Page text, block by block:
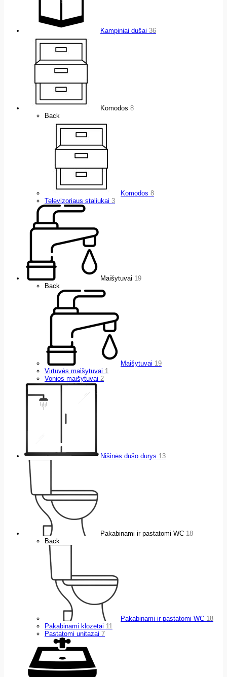
Kampiniai dušai 36
Komodos 8
Back
Komodos 8
Televizoriaus staliukai 3
Maišytuvai 19
Back
Maišytuvai 19
Virtuvės maišytuvai 1
Vonios maišytuvai 2
Nišinės dušo durys 13
Pakabinami ir pastatomi WC 18
Back
Pakabinami ir pastatomi WC 18
Pakabinami klozetai 11
Pastatomi unitazai 7